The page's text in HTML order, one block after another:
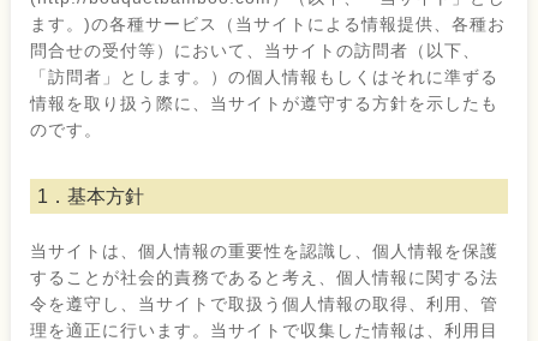
ます。)の各種サービス（当サイトによる情報提供、各種お
問合せの受付等）において、当サイトの訪問者（以下、
「訪問者」とします。）の個人情報もしくはそれに準ずる
情報を取り扱う際に、当サイトが遵守する方針を示したも
のです。
1．基本方針
当サイトは、個人情報の重要性を認識し、個人情報を保護
することが社会的責務であると考え、個人情報に関する法
令を遵守し、当サイトで取扱う個人情報の取得、利用、管
理を適正に行います。当サイトで収集した情報は、利用目